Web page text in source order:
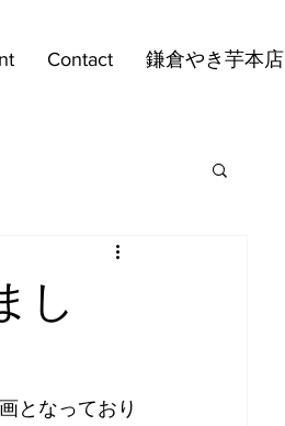
Contact 鎌倉やき芋本店
し
となっており